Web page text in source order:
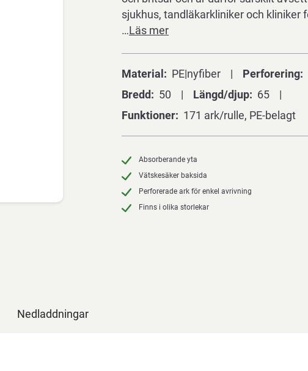
sjukhus, tandläkarkliniker och kliniker
…Läs mer
Material PE|nyfiber Perforering
Bredd
50 Längd/djup
65
Funktioner
171 ark/rulle, PE-belagt
Absorberande yta
Vätskesäker baksida
Perforerade ark för enkel avrivning
Finns i olika storlekar
Nedladdningar